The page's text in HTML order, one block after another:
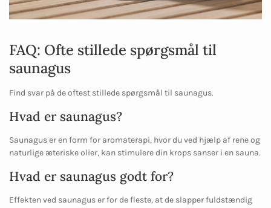
FAQ: Ofte stillede spørgsmål til
saunagus
Find svar på de oftest stillede spørgsmål til saunagus.
Hvad er saunagus?
Saunagus er en form for aromaterapi, hvor du ved hjælp af rene og
naturlige æteriske olier, kan stimulere din krops sanser i en sauna.
Hvad er saunagus godt for?
Effekten ved saunagus er for de fleste, at de slapper fuldstændig